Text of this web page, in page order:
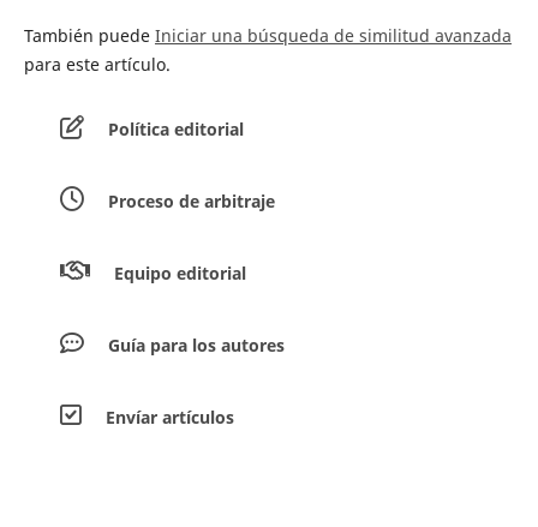
También puede Iniciar una búsqueda de similitud avanzada
para este artículo.
Política editorial
Proceso de arbitraje
Equipo editorial
Guía para los autores
Envíar artículos